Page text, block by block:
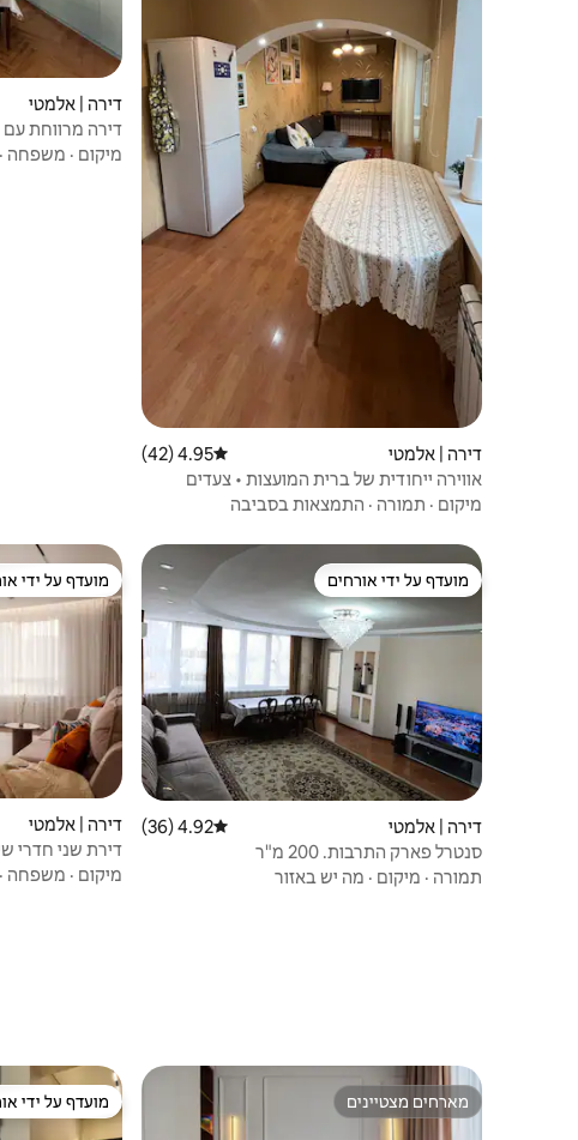
דירה | אלמטי דירוג ממוצע של 4.95 מתוך 5, 42 ביקורות
4.95 (42)
אווירה ייחודית של ברית המועצות • צעדים
ספורים מארבאט ומהבזאר הירוק
מיקום · תמורה · התמצאות בסביבה
דירה | אלמטי
דירה מרווחת עם
מיקום · משפחה ·
מועדף על ידי אורחים
מועדף על ידי אורחים
דירה | אלמטי דירוג ממוצע של 4.92 מתוך 5, 36 ביקורות
4.92 (36)
סנטרל פארק התרבות. 200 מ"ר
תמורה · מיקום · מה יש באזור
מועדף על ידי
מועדף על ידי
דירה | אלמטי
דירת שני חדרי
בקרבת מקום
מיקום · משפחה ·
מארחים מצטיינים
מארחים מצטיינים מועדף על ידי
מועדף על ידי